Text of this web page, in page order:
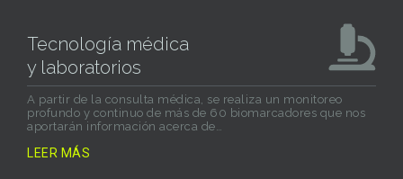
Tecnología médica
y laboratorios
A partir de la consulta médica, se realiza un monitoreo
profundo y continuo de más de 60 biomarcadores que nos
aportarán información acerca de…
LEER MÁS